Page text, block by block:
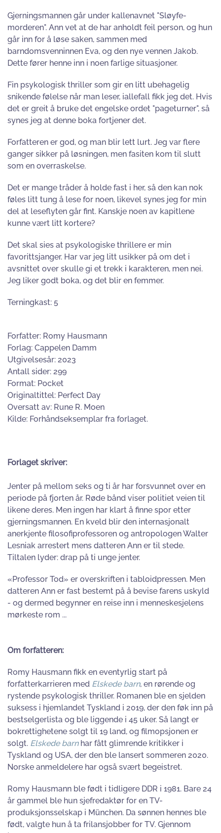
Gjerningsmannen går under kallenavnet "Sløyfe-
morderen". Ann vet at de har anholdt feil person, og hun
går inn for å løse saken, sammen med
barndomsvenninnen Eva, og den nye vennen Jakob.
Dette fører henne inn i noen farlige situasjoner.
Fin psykologisk thriller som gir en litt ubehagelig
snikende følelse når man leser, iallefall fikk jeg det. Hvis
det er greit å bruke det engelske ordet "pageturner", så
synes jeg at denne boka fortjener det.
Forfatteren er god, og man blir lett lurt. Jeg var flere
ganger sikker på løsningen, men fasiten kom til slutt
som en overraskelse.
Det er mange tråder å holde fast i her, så den kan nok
føles litt tung å lese for noen, likevel synes jeg for min
del at leseflyten går fint. Kanskje noen av kapitlene
kunne vært litt kortere?
Det skal sies at psykologiske thrillere er min
favorittsjanger. Har var jeg litt usikker på om det i
avsnittet over skulle gi et trekk i karakteren, men nei.
Jeg liker godt boka, og det blir en femmer.
Terningkast: 5
Forfatter: Romy Hausmann
Forlag: Cappelen Damm
Utgivelsesår: 2023
Antall sider: 299
Format: Pocket
Originaltittel: Perfect Day
Oversatt av: Rune R. Moen
Kilde: Forhåndseksemplar fra forlaget.
Forlaget skriver:
Jenter på mellom seks og ti år har forsvunnet over en
periode på fjorten år. Røde bånd viser politiet veien til
likene deres. Men ingen har klart å finne spor etter
gjerningsmannen. En kveld blir den internasjonalt
anerkjente filosofiprofessoren og antropologen Walter
Lesniak arrestert mens datteren Ann er til stede.
Tiltalen lyder: drap på ti unge jenter.
«Professor Tod» er overskriften i tabloidpressen. Men
datteren Ann er fast bestemt på å bevise farens uskyld
- og dermed begynner en reise inn i menneskesjelens
mørkeste rom ...
Om forfatteren:
Romy Hausmann fikk en eventyrlig start på
forfatterkarrieren med Elskede barn, en rørende og
rystende psykologisk thriller. Romanen ble en sjelden
suksess i hjemlandet Tyskland i 2019, der den føk inn på
bestselgerlista og ble liggende i 45 uker. Så langt er
bokrettighetene solgt til 19 land, og filmopsjonen er
solgt. Elskede barnhar fått glimrende kritikker i
Tyskland og USA, der den ble lansert sommeren 2020.
Norske anmeldelere har også svært begeistret.
Romy Hausmann ble født i tidligere DDR i 1981. Bare 24
år gammel ble hun sjefredaktør for en TV-
produksjonsselskap i München. Da sønnen hennes ble
født, valgte hun å ta frilansjobber for TV. Gjennom